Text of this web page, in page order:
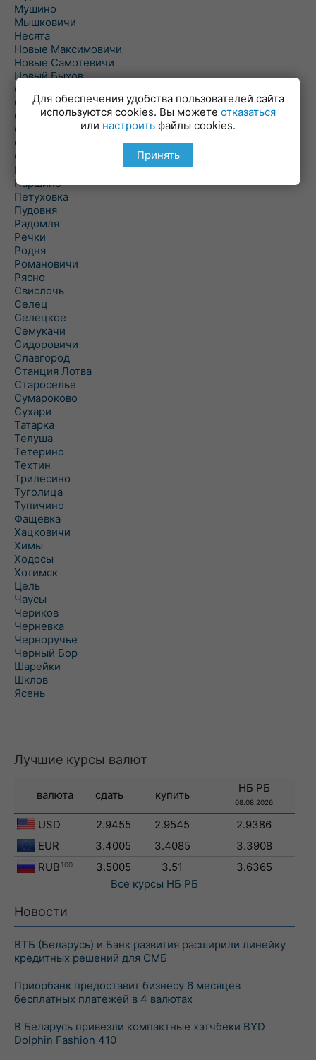
Мушино
Мышковичи
Несята
Новые Максимовичи
Новые Самотевичи
Новый Быхов
Овсянка
Ордать
Ореховка
Осиновка
Осиповичи
Осово
Павловичи
Паршино
Петуховка
Пудовня
Радомля
Речки
Родня
Романовичи
Рясно
Свислочь
Селец
Селецкое
Семукачи
Сидоровичи
Славгород
Станция Лотва
Староселье
Сумароково
Сухари
Татарка
Телуша
Тетерино
Техтин
Трилесино
Туголица
Тупичино
Фащевка
Хацковичи
Химы
Ходосы
Хотимск
Цель
Чаусы
Чериков
Черневка
Черноручье
Черный Бор
Шарейки
Шклов
Ясень
Лучшие курсы валют
валюта сдать купить
НБ РБ
08.08.2026
USD 2.9455 2.9545
2.9386
EUR
3.4005 3.4085
3.3908
RUB 100 3.5005 3.51
3.6365
Все курсы НБ РБ
Новости
ВТБ (Беларусь) и Банк развития расширили линейку
кредитных решений для СМБ
Приорбанк предоставит бизнесу 6 месяцев
бесплатных платежей в 4 валютах
В Беларусь привезли компактные хэтчбеки BYD
Dolphin Fashion 410
Для обеспечения удобства пользователей сайта
используются cookies. Вы можете отказаться
или настроить файлы cookies.
Принять